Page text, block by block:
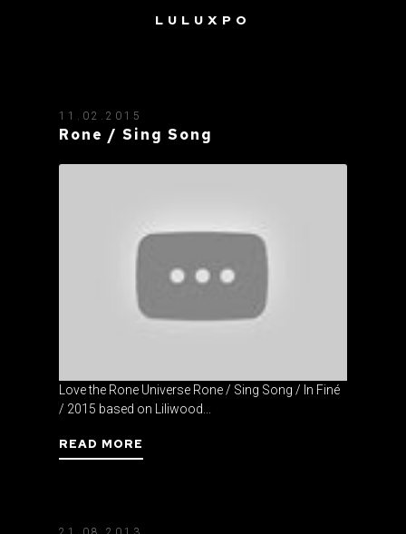
LULUXPO
11.02.2015
Rone / Sing Song
Love the Rone Universe Rone / Sing Song / In Finé
/ 2015 based on Liliwood...
READ MORE